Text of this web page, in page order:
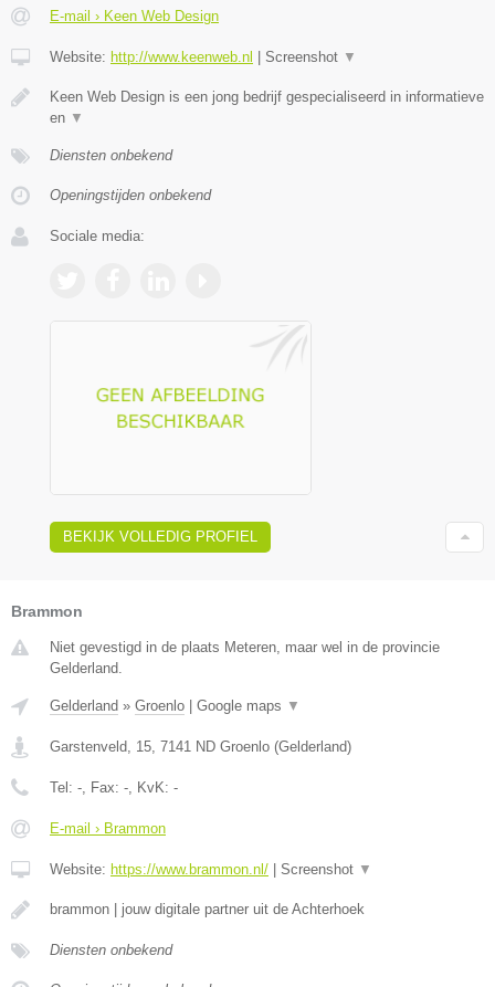
E-mail › Keen Web Design
Website: http://www.keenweb.nl | Screenshot ▼
Keen Web Design is een jong bedrijf gespecialiseerd in informatieve
en ▼
Diensten onbekend
Openingstijden onbekend
Sociale media:
BEKIJK VOLLEDIG PROFIEL
Brammon
Niet gevestigd in de plaats Meteren, maar wel in de provincie
Gelderland.
Gelderland » Groenlo Google maps ▼
Garstenveld, 15, 7141 ND Groenlo (Gelderland)
Tel: -, Fax: -, KvK: -
E-mail › Brammon
Website: https://www.brammon.nl/ Screenshot ▼
brammon | jouw digitale partner uit de Achterhoek
Diensten onbekend